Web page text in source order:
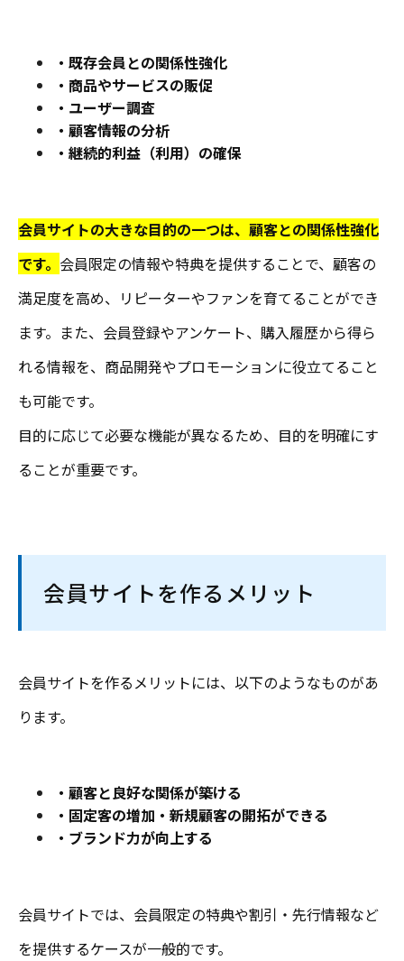
・既存会員との関係性強化
・商品やサービスの販促
・ユーザー調査
・顧客情報の分析
・継続的利益（利用）の確保
会員サイトの大きな目的の一つは、顧客との関係性強化
です。 会員限定の情報や特典を提供することで、顧客の
満足度を高め、リピーターやファンを育てることができ
ます。また、会員登録やアンケート、購入履歴から得ら
れる情報を、商品開発やプロモーションに役立てること
も可能です。
目的に応じて必要な機能が異なるため、目的を明確にす
ることが重要です。
会員サイトを作るメリット
会員サイトを作るメリットには、以下のようなものがあ
ります。
・顧客と良好な関係が築ける
・固定客の増加・新規顧客の開拓ができる
・ブランド力が向上する
会員サイトでは、会員限定の特典や割引・先行情報など
を提供するケースが一般的です。